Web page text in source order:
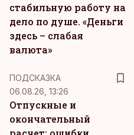
стабильную работу на
дело по душе. «Деньги
здесь – слабая
валюта»
ПОДСКАЗКА
06.08.26, 13:26
Отпускные и
окончательный